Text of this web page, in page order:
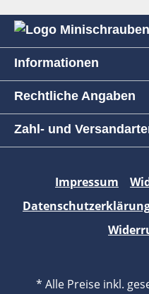
Informationen
Rechtliche Angaben
Zahl- und
Impressum
* Alle Preise inkl.